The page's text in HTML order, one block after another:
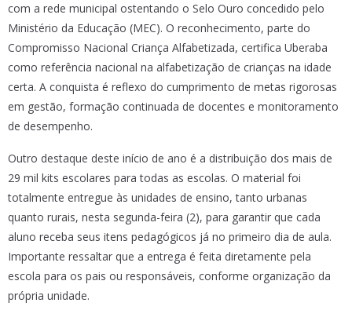
com a rede municipal ostentando o Selo Ouro concedido pelo
Ministério da Educação (MEC). O reconhecimento, parte do
Compromisso Nacional Criança Alfabetizada, certifica Uberaba
como referência nacional na alfabetização de crianças na idade
certa. A conquista é reflexo do cumprimento de metas rigorosas
em gestão, formação continuada de docentes e monitoramento
de desempenho.
Outro destaque deste início de ano é a distribuição dos mais de
29 mil kits escolares para todas as escolas. O material foi
totalmente entregue às unidades de ensino, tanto urbanas
quanto rurais, nesta segunda-feira (2), para garantir que cada
aluno receba seus itens pedagógicos já no primeiro dia de aula.
Importante ressaltar que a entrega é feita diretamente pela
escola para os pais ou responsáveis, conforme organização da
própria unidade.